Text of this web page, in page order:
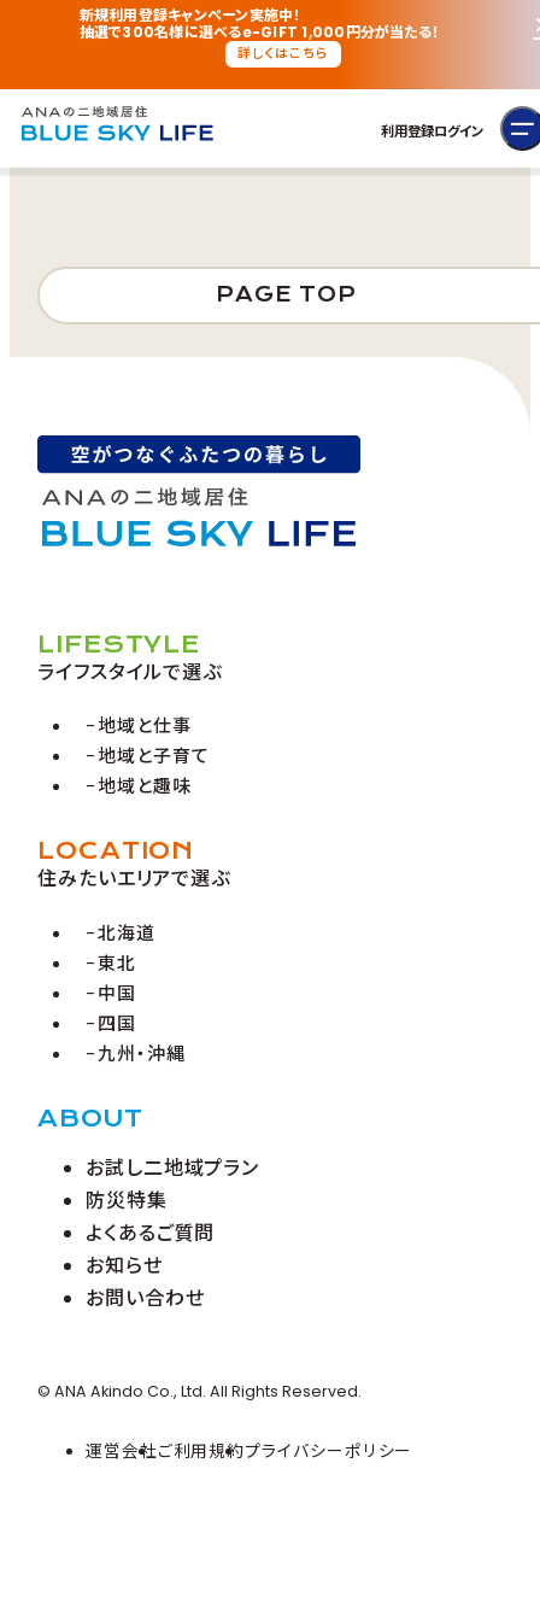
新規利用登録キャンペーン実施中！
抽選で300名様に選べるe-GIFT 1,000円分が当たる！
詳しくはこちら
利用登録ログイン
PAGE TOP
LIFESTYLE
ライフスタイルで選ぶ
地域と仕事
地域と子育て
地域と趣味
LOCATION
住みたいエリアで選ぶ
北海道
東北
中国
四国
九州・沖縄
ABOUT
お試し二地域プラン
防災特集
よくあるご質問
お知らせ
お問い合わせ
© ANA Akindo Co., Ltd. All Rights Reserved.
運営会社ご利用規約プライバシーポリシー